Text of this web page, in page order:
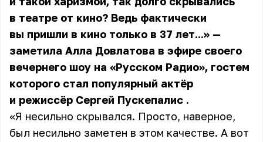
в театре от кино? Ведь фактически
вы пришли в кино только в 37 лет...» —
заметила Алла Довлатова в эфире своего
вечернего шоу на «Русском Радио», гостем
которого стал популярный актёр
и режиссёр Сергей Пускепалис .
«Я несильно скрывался. Просто, наверное,
был несильно заметен в этом качестве. А вот